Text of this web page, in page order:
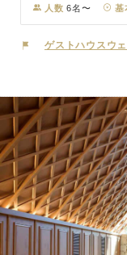
やガーデン、ホーム
彩音には、併設の創
ン」があります。岡
ご利用ください。
人数 6名〜 基
ゲストハウスウ